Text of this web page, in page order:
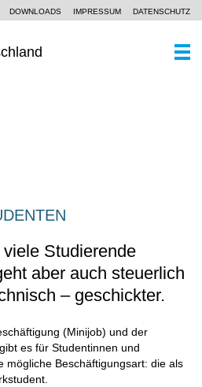
DOWNLOADS IMPRESSUM DATENSCHUTZ
Studierende
aber auch steuerlich
– geschickter.
(Minijob) und der
es für Studentinnen und
mögliche Beschäftigungsart: die als